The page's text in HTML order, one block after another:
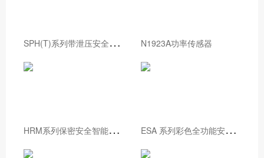
S
PH(T)系列带泄压安全门的高温试验箱 N1923A功率传感器
H
RM系列保密安全智能检查系统 E
SA 系列彩色全功能安规综合分析仪